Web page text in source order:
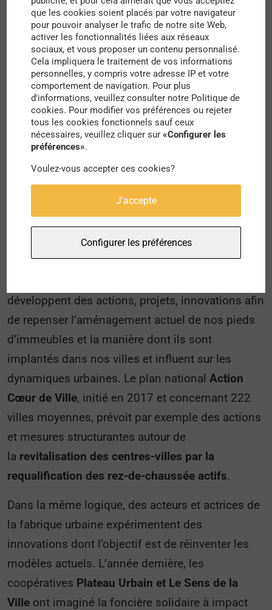
commerciales principalement, mais également
associatives, artisanales ou encore sanitaires, les
rez-de-chaussée urbains peuvent être de réels
vecteurs d’animations et d’interactions. Ils
activent et habillent nos villes, de couleurs, de
terrasses, de végétation et de lumières.
Inversement, les centres-villes dépourvus de rez-
de-chaussée actifs, ou recensant un grand
nombre de rez-de-chaussée vacants ou
insalubres, sont bien souvent qualifiés d’éteints et
de vides.
Des startups, collectifs d’habitants ou structures
associatives, ainsi que le service public, se sont,
développent des actions, projets, innovations afin
de repenser l’aménagement actuel de nos pieds
d’immeubles et la manière dont ils sont
implantés dans nos villes et influent sur les
dynamiques urbaines. Le plan national Action
Cœur de Ville, initié en 2017 et concernant 222
villes moyennes, prévoit par exemple des actions
et mesures structurantes autour de
la revitalisation des centres-villes par la
requalification des rez-de-chaussée actifs.
Dans la même logique, des acteurs et actrices de
la fabrique urbaine expérimentent des
innovations dont l’objectif est de réinventer les
modèles actuels. L’année dernière, les
coopératives Plateau Urbain et Le Sens de la
Ville ont imaginé la foncière solidaire à impact
que les cookies soient placés par votre navigateur
pour pouvoir analyser le trafic de notre site Web,
activer les fonctionnalités liées aux réseaux
sociaux, et vous proposer un contenu personnalisé.
Cela impliquera le traitement de vos informations
personnelles, y compris votre adresse IP et votre
comportement de navigation. Pour plus
d'informations, veuillez consulter notre Politique de
cookies. Pour modifier vos préférences ou rejeter
tous les cookies fonctionnels sauf ceux
nécessaires, veuillez cliquer sur«Configurer les
préférences».
Voulez-vous accepter ces cookies?
J'accepte
Configurer les préférences